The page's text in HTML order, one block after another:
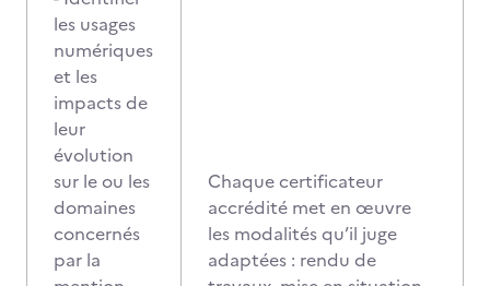
les usages
numériques
et les
impacts de
leur
évolution
sur le ou les
domaines
concernés
par la
Chaque certificateur
accrédité met en œuvre
les modalités qu’il juge
adaptées : rendu de